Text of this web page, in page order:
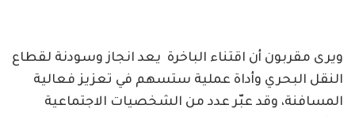
ويرى مقربون أن اقتناء الباخرة يعد انجاز وسودنة لقطاع
النقل البحري وأداة عملية ستسهم في تعزيز فعالية
المسافنة، وقد عبّر عدد من الشخصيات الاجتماعية